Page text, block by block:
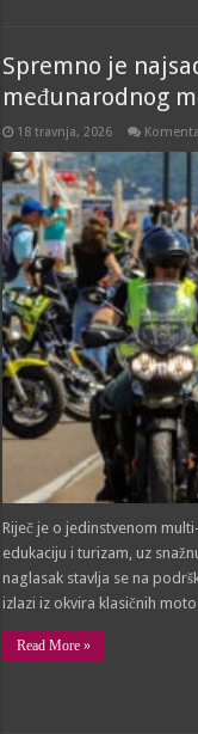
Spremno je
međunarodnog
18 travnja, 2026
Riječ je o jedinstvenom
edukaciju i turizam, uz
naglasak stavlja se na
izlazi iz okvira klasičnih
Read More »